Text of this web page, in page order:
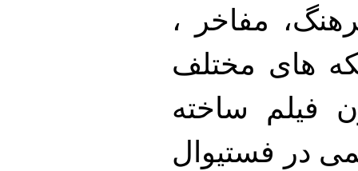
مفاخر ،
های مختلف
فیلم ساخته
در فستیوال